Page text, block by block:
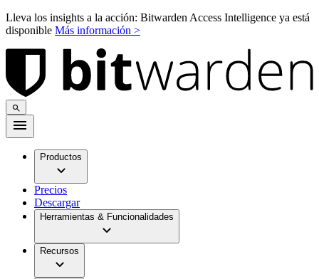
Lleva los insights a la acción: Bitwarden Access Intelligence ya está
disponible Más información >
Productos
Precios
Descargar
Herramientas & Funcionalidades
Recursos